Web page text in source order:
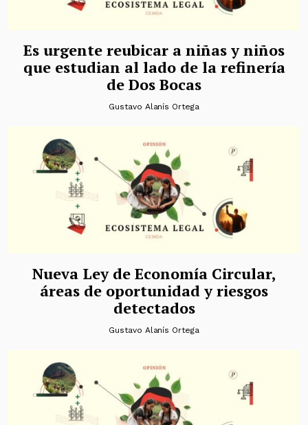
Es urgente reubicar a niñas y niños
que estudian al lado de la refinería
de Dos Bocas
Gustavo Alanís Ortega
Nueva Ley de Economía Circular,
áreas de oportunidad y riesgos
detectados
Gustavo Alanís Ortega